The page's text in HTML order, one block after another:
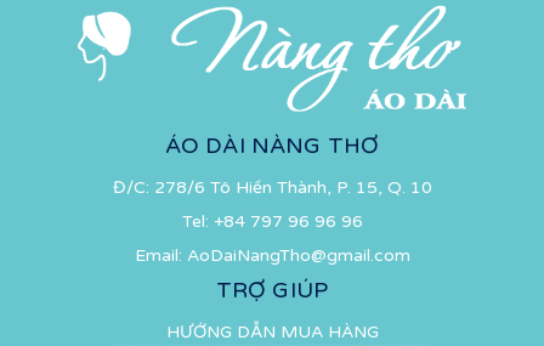
ÁO DÀI NÀNG THƠ
Đ/C: 278/6 Tô Hiến Thành, P. 15, Q. 10
Tel: +84 797 96 96 96
Email: AoDaiNangTho@gmail.com
TRỢ GIÚP
HƯỚNG DẪN MUA HÀNG